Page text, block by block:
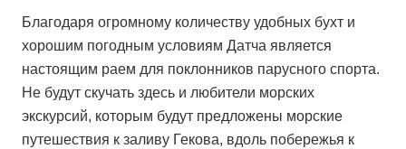
Благодаря огромному количеству удобных бухт и
хорошим погодным условиям Датча является
настоящим раем для поклонников парусного спорта.
Не будут скучать здесь и любители морских
экскурсий, которым будут предложены морские
путешествия к заливу Гекова, вдоль побережья к